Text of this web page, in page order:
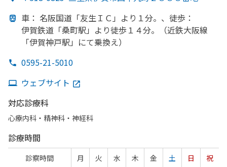
車： 名阪国道 「友生ＩＣ」より １分。、 徒歩：
伊賀鉄道 「桑町駅」より徒歩１４分。
（近鉄大阪線
「伊賀神戸駅」にて乗換え）
0595-21-5010
ウェブサイト
対応診療科
心療内科・​精神科・神経科
診療時間
診察時間 月 火 水 木 金 土 日
祝